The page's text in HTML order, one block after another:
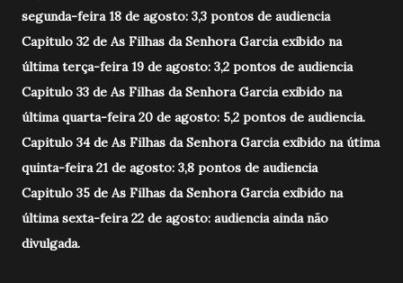
segunda-feira 18 de agosto: 3,3 pontos de audiencia
Capitulo 32 de As Filhas da Senhora Garcia exibido na
última terça-feira 19 de agosto: 3,2 pontos de audiencia
Capitulo 33 de As Filhas da Senhora Garcia exibido na
última quarta-feira 20 de agosto: 5,2 pontos de audiencia.
Capitulo 34 de As Filhas da Senhora Garcia exibido na útima
quinta-feira 21 de agosto: 3,8 pontos de audiencia
Capitulo 35 de As Filhas da Senhora Garcia exibido na
última sexta-feira 22 de agosto: audiencia ainda não
divulgada.